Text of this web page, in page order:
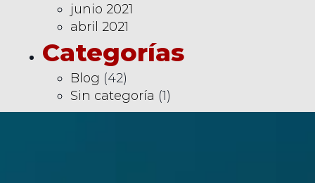
junio 2021
abril 2021
Categorías
Blog (42)
Sin categoría (1)